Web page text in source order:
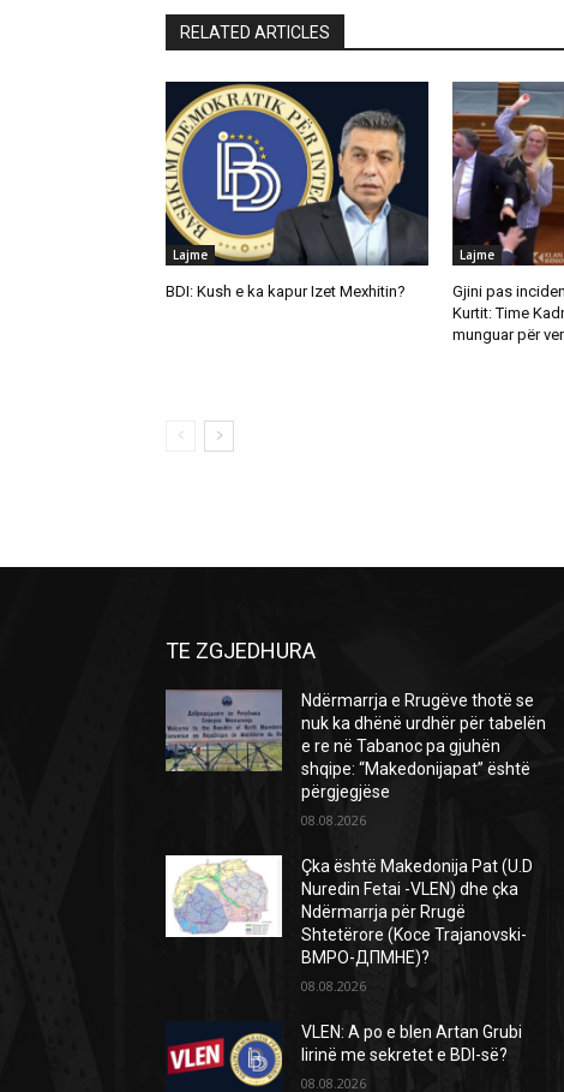
RELATED ARTICLES
Lajme
BDI: Kush e ka kapur Izet Mexhitin?
Lajme
Gjini pas
Kurtit: Time
munguar për
TE ZGJEDHURA
Ndërmarrja e Rrugëve thotë se
nuk ka dhënë urdhër për tabelën
e re në Tabanoc pa gjuhën
shqipe: “Makedonijapat” është
përgjegjëse
08.08.2026
Çka është Makedonija Pat (U.D
Nuredin Fetai -VLEN) dhe çka
Ndërmarrja për Rrugë
Shtetërore (Koce Trajanovski-
ВМРО-ДПМНЕ)?
08.08.2026
VLEN: A po e blen Artan Grubi
lirinë me sekretet e BDI-së?
08.08.2026